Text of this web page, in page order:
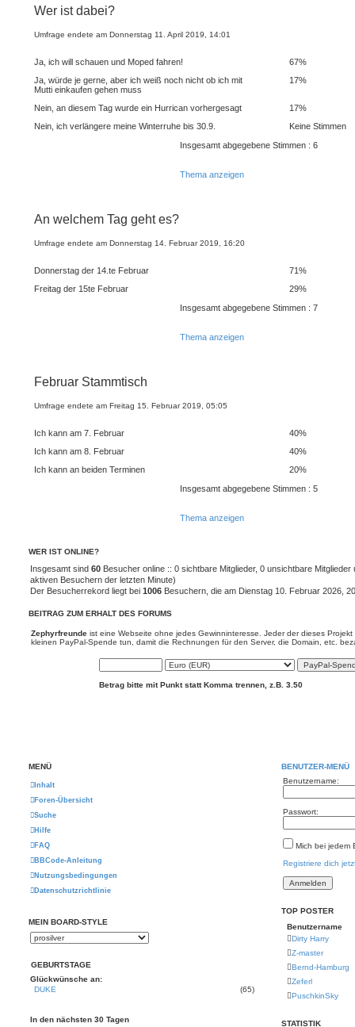
Wer ist dabei?
Umfrage endete am Donnerstag 11. April 2019, 14:01
Ja, ich will schauen und Moped fahren!
67%
Ja, würde je gerne, aber ich weiß noch nicht ob ich mit
Mutti einkaufen gehen muss
17%
Nein, an diesem Tag wurde ein Hurrican vorhergesagt
17%
Nein, ich verlängere meine Winterruhe bis 30.9.
Keine Stimmen
Insgesamt abgegebene Stimmen : 6
Thema anzeigen
An welchem Tag geht es?
Umfrage endete am Donnerstag 14. Februar 2019, 16:20
Donnerstag der 14.te Februar
71%
Freitag der 15te Februar
29%
Insgesamt abgegebene Stimmen : 7
Thema anzeigen
Februar Stammtisch
Umfrage endete am Freitag 15. Februar 2019, 05:05
Ich kann am 7. Februar
40%
Ich kann am 8. Februar
40%
Ich kann an beiden Terminen
20%
Insgesamt abgegebene Stimmen : 5
Thema anzeigen
WER IST ONLINE?
Insgesamt sind 60 Besucher online :: 0 sichtbare Mitglieder, 0 unsichtbare
aktiven Besuchern der letzten Minute)
Der Besucherrekord liegt bei 1006 Besuchern, die am Dienstag 10. Februar 2026,
BEITRAG ZUM ERHALT DES FORUMS
Zephyrfreunde ist eine Webseite ohne jedes Gewinninteresse. Jeder der dieses
kleinen PayPal-Spende tun, damit die Rechnungen für den Server, die Domain, etc.
Betrag bitte mit Punkt statt Komma trennen, z.B. 3.50
MENÜ
Inhalt
Foren-Übersicht
Suche
Hilfe
FAQ
BBCode-Anleitung
Nutzungsbedingungen
Datenschutzrichtlinie
MEIN BOARD-STYLE
GEBURTSTAGE
Glückwünsche an:
DUKE
(65)
In den nächsten 30 Tagen
BENUTZER-MENÜ
Benutzername:
Passwort:
Mich bei jedem
Registriere dich
TOP POSTER
Benutzername
Dirty Harry
Z-master
Bernd-Hamburg
Zeferl
PuschkinSky
STATISTIK